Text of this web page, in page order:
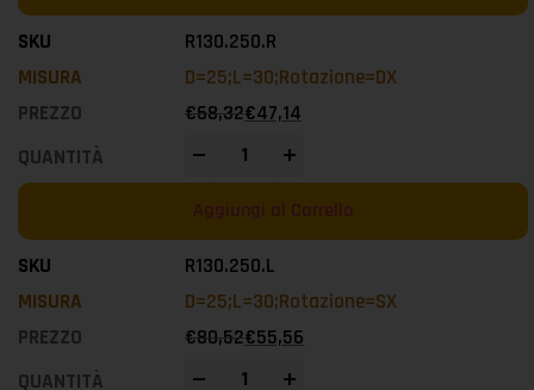
R130.250.R
D=25;L=30;Rotazione=DX
€68,32€47,14
Aggiungi al Carrello
R130.250.L
D=25;L=30;Rotazione=SX
€80,52€55,56